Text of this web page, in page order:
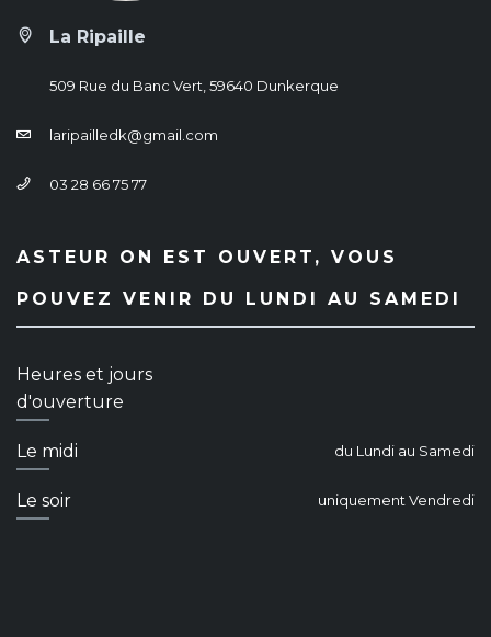
La Ripaille
509 Rue du Banc Vert, 59640 Dunkerque
laripailledk@gmail.com
03 28 66 75 77
ASTEUR ON EST OUVERT, VOUS
POUVEZ VENIR DU LUNDI AU SAMEDI
Heures et jours
d'ouverture
Le midi du Lundi au Samedi
Le soir uniquement Vendredi